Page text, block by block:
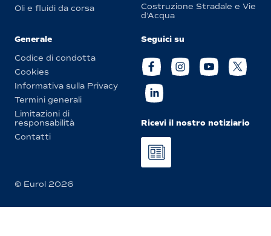
Oli e fluidi da corsa
Costruzione Stradale e Vie
d’Acqua
Generale
Codice di condotta
Cookies
Informativa sulla Privacy
Termini generali
Limitazioni di
responsabilità
Contatti
Seguici su
Ricevi il nostro notiziario
© Eurol 2026